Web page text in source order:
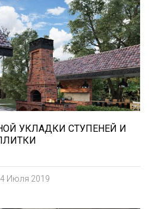
расскажем о том, что
и укладке уличных
(ступени и плитка).
УКЛАДКИ СТУПЕНЕЙ И
Июля 2019